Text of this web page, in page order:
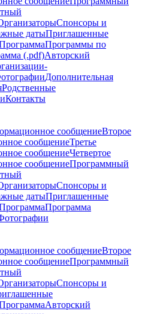
Спонсоры и
датыПриглашенные
Программы по
(.pdf)Авторский
Дополнительная
Родственные
Контакты
сообщениеВторое
сообщениеТретье
сообщениеЧетвертое
сообщениеПрограммный
Спонсоры и
датыПриглашенные
Программа
сообщениеВторое
сообщениеПрограммный
Спонсоры и
Авторский